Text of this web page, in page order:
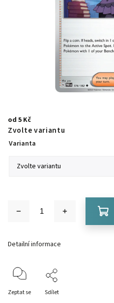
od 5 Kč
Zvolte variantu
Varianta
Detailní informace
Zeptat se Sdílet